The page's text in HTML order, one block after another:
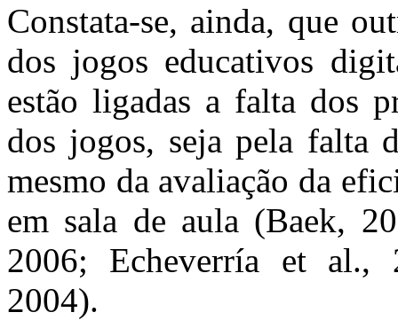
Constata-se, ainda, que
dos jogos educativos
estão ligadas a falta dos
dos jogos, seja pela falta
mesmo da avaliação da
em sala de aula (Baek,
2006; Echeverría et
2004).